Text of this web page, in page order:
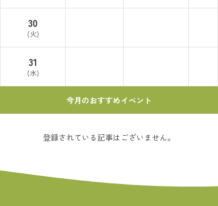
30
(火)
31
(水)
今月のおすすめイベント
登録されている記事はございません。